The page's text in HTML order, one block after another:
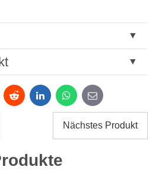
Reddit LinkedInWhatsApp
E-
mail
Nächstes Produkt